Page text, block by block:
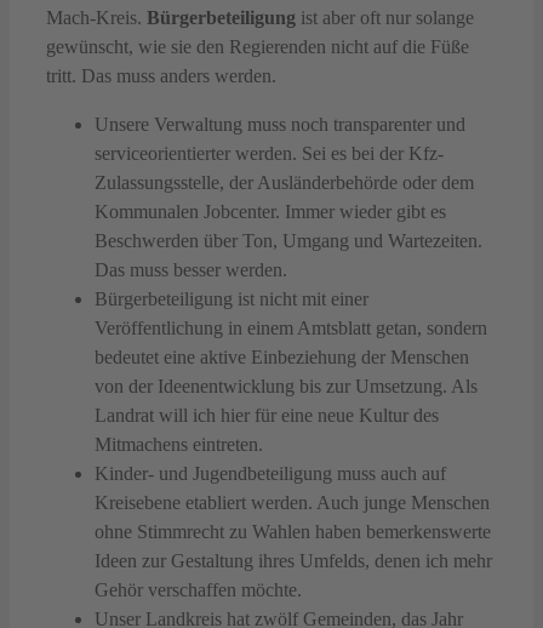
Mach-Kreis. Bürgerbeteiligung ist aber oft nur solange
gewünscht, wie sie den Regierenden nicht auf die Füße
tritt. Das muss anders werden.
Unsere Verwaltung muss noch transparenter und
serviceorientierter werden. Sei es bei der Kfz-
Zulassungsstelle, der Ausländerbehörde oder dem
Kommunalen Jobcenter. Immer wieder gibt es
Beschwerden über Ton, Umgang und Wartezeiten.
Das muss besser werden.
Bürgerbeteiligung ist nicht mit einer
Veröffentlichung in einem Amtsblatt getan, sondern
bedeutet eine aktive Einbeziehung der Menschen
von der Ideenentwicklung bis zur Umsetzung. Als
Landrat will ich hier für eine neue Kultur des
Mitmachens eintreten.
Kinder- und Jugendbeteiligung muss auch auf
Kreisebene etabliert werden. Auch junge Menschen
ohne Stimmrecht zu Wahlen haben bemerkenswerte
Ideen zur Gestaltung ihres Umfelds, denen ich mehr
Gehör verschaffen möchte.
Unser Landkreis hat zwölf Gemeinden, das Jahr